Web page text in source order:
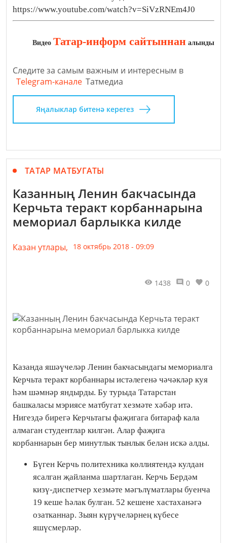
https://www.youtube.com/watch?v=SiVzRNEm4J0
Видео Татар-информ сайтыннан алынды
Следите за самым важным и интересным в
Telegram-канале Татмедиа
Яңалыклар битенә керегез
ТАТАР МАТБУГАТЫ
Казанның Ленин бакчасында
Керчьта теракт корбаннарына
мемориал барлыкка килде
Казан утлары, 18 октябрь 2018 - 09:09
1438 0 0
Казанда яшәүчеләр Ленин бакчасындагы мемориалга
Керчьта теракт корбаннары истәлегенә чәчәкләр куя
һәм шәмнәр яндырды. Бу турыда Татарстан
башкаласы мэриясе матбугат хезмәте хәбәр итә.
Нигездә бирегә Керчьтагы фаҗигага битараф кала
алмаган студентлар килгән. Алар фаҗига
корбаннарын бер минутлык тынлык белән искә алды.
Бүген Керчь политехника көллиятендә кулдан
ясалган җайланма шартлаган. Керчь Бердәм
кизү-диспетчер хезмәте мәгълүматлары буенча
19 кеше һәлак булган. 52 кешене хастаханәгә
озатканнар. Зыян күрүчеләрнең күбесе
яшүсмерләр.